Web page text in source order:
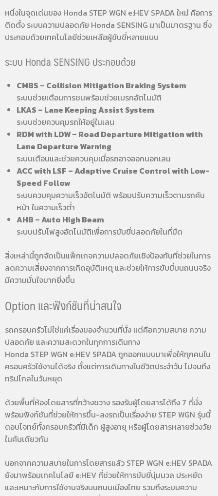
หนึ่งในจุดเด่นของ Honda STEP WGN e:HEV SPADA ใหม่ คือการ
ติดตั้ง ระบบความปลอดภัย Honda SENSING มาเป็นมาตรฐาน ซึ่ง
ประกอบด้วยเทคโนโลยีช่วยเหลือผู้ขับขี่หลายแบบ
ระบบ Honda SENSING ประกอบด้วย
CMBS – Collision Mitigation Braking System
ระบบช่วยเตือนการชนพร้อมช่วยเบรกอัตโนมัติ
LKAS – Lane Keeping Assist System
ระบบช่วยควบคุมรถให้อยู่ในเลน
RDM with LDW – Road Departure Mitigation with
Lane Departure Warning
ระบบเตือนและช่วยควบคุมเมื่อรถอาจออกนอกเลน
ACC with LSF – Adaptive Cruise Control with Low-
Speed Follow
ระบบควบคุมความเร็วอัตโนมัติ พร้อมปรับความเร็วตามรถคัน
หน้า ในความเร็วต่ำ
AHB – Auto High Beam
ระบบปรับไฟสูงอัตโนมัติเพื่อการขับขี่ปลอดภัยในที่มืด
สิ่งเหล่านี้ถูกจัดเป็นแพ็กเกจความปลอดภัยเชิงป้องกันที่ช่วยในการ
ลดความเสี่ยงจากการเกิดอุบัติเหตุ และช่วยให้การขับขี่บนถนนจริง
มีความมั่นใจมากยิ่งขึ้น
Option และฟังก์ชันที่น่าสนใจ
รถครอบครัวไม่ใช่แค่เรื่องของจำนวนที่นั่ง แต่คือความสบาย ความ
ปลอดภัย และความสะดวกในทุกการเดินทาง
Honda STEP WGN e:HEV SPADA ถูกออกแบบมาเพื่อให้ทุกคนใน
ครอบครัวใช้งานได้จริง ตั้งแต่การเดินทางในชีวิตประจำวัน ไปจนถึง
ทริปไกลในวันหยุด
ด้วยพื้นที่ห้องโดยสารที่กว้างขวาง รองรับผู้โดยสารได้ถึง 7 ที่นั่ง
พร้อมฟังก์ชันที่ช่วยให้การขึ้น-ลงรถเป็นเรื่องง่าย STEP WGN รุ่นนี้
ตอบโจทย์ทั้งครอบครัวที่มีเด็ก ผู้สูงอายุ หรือผู้โดยสารหลายช่วงวัย
ในคันเดียวกัน
นอกจากความสบายในการโดยสารแล้ว STEP WGN e:HEV SPADA
ยังมาพร้อมเทคโนโลยี e:HEV ที่ช่วยให้การขับขี่นุ่มนวล ประหยัด
และเหมาะกับการใช้งานจริงบนถนนเมืองไทย รวมถึงระบบความ